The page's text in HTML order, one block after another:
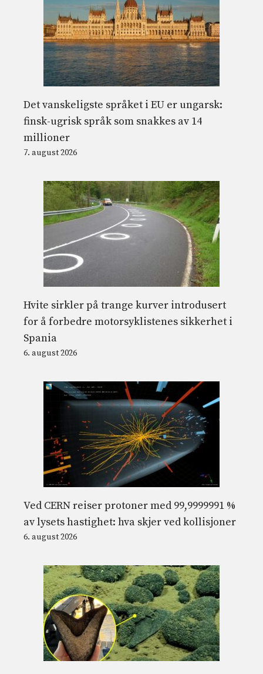
Det vanskeligste språket i EU er ungarsk:
finsk-ugrisk språk som snakkes av 14
millioner
7. august 2026
Hvite sirkler på trange kurver introdusert
for å forbedre motorsyklistenes sikkerhet i
Spania
6. august 2026
Ved CERN reiser protoner med 99,9999991 %
av lysets hastighet: hva skjer ved kollisjoner
6. august 2026